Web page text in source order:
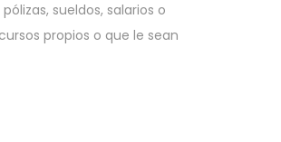
sueldos, salarios o
propios o que le sean